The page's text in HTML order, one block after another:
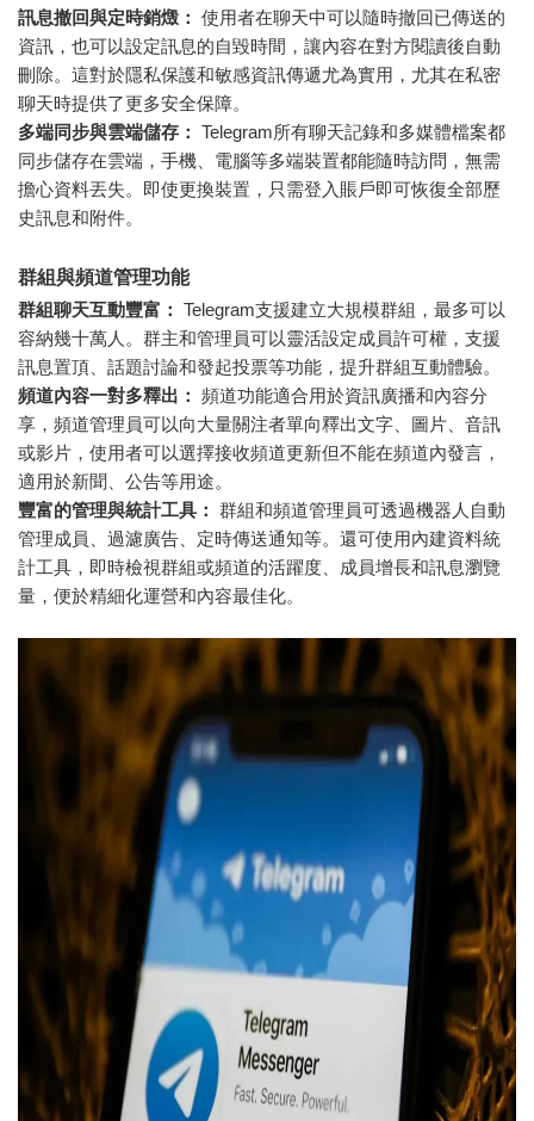
訊息撤回與定時銷燬： 使用者在聊天中可以隨時撤回已傳送的
資訊，也可以設定訊息的自毀時間，讓內容在對方閱讀後自動
刪除。這對於隱私保護和敏感資訊傳遞尤為實用，尤其在私密
聊天時提供了更多安全保障。
多端同步與雲端儲存： Telegram所有聊天記錄和多媒體檔案都
同步儲存在雲端，手機、電腦等多端裝置都能隨時訪問，無需
擔心資料丟失。即使更換裝置，只需登入賬戶即可恢復全部歷
史訊息和附件。
群組與頻道管理功能
群組聊天互動豐富： Telegram支援建立大規模群組，最多可以
容納幾十萬人。群主和管理員可以靈活設定成員許可權，支援
訊息置頂、話題討論和發起投票等功能，提升群組互動體驗。
頻道內容一對多釋出： 頻道功能適合用於資訊廣播和內容分
享，頻道管理員可以向大量關注者單向釋出文字、圖片、音訊
或影片，使用者可以選擇接收頻道更新但不能在頻道內發言，
適用於新聞、公告等用途。
豐富的管理與統計工具： 群組和頻道管理員可透過機器人自動
管理成員、過濾廣告、定時傳送通知等。還可使用內建資料統
計工具，即時檢視群組或頻道的活躍度、成員增長和訊息瀏覽
量，便於精細化運營和內容最佳化。